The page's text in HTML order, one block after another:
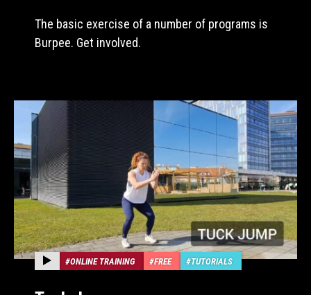
The basic exercise of a number of programs is
Burpee. Get involved.
ONLINE TRAINING FREE TUTORIALS